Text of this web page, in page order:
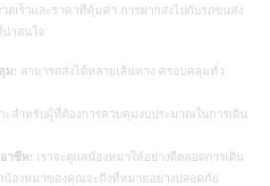
ดเร็วและราคาที่คุ้มค่า การฝากส่งไปกับรถขนส่ง
าสนใจ
ม: สามารถส่งได้หลายเส้นทาง ครอบคลุมทั่ว
ะสำหรับผู้ที่ต้องการควบคุมงบประมาณในการเดิน
าชีพ: เราจะดูแลน้องหมาให้อย่างดีตลอดการเดิน
น้องหมาของคุณจะถึงที่หมายอย่างปลอดภัย